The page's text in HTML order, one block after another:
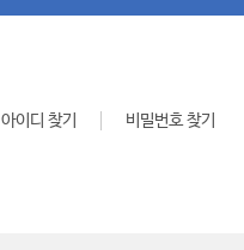
아이디 찾기 비밀번호 찾기